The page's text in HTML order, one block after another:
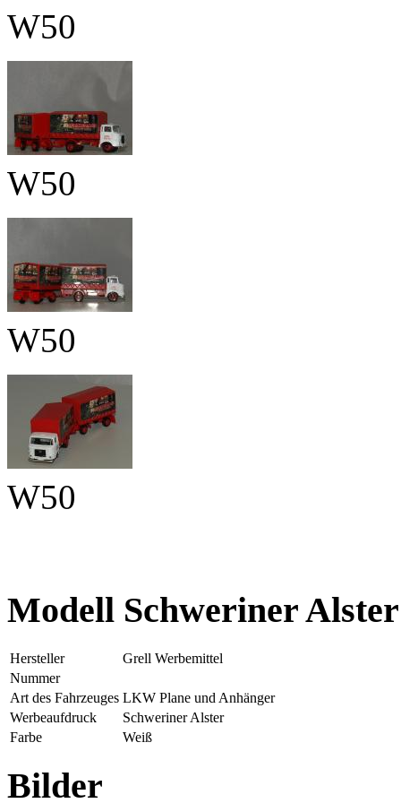
W50
W50
W50
W50
Modell Schweriner Alster
Hersteller
Grell Werbemittel
Nummer
Art des Fahrzeuges LKW Plane und Anhänger
Werbeaufdruck
Schweriner Alster
Farbe
Weiß
Bilder